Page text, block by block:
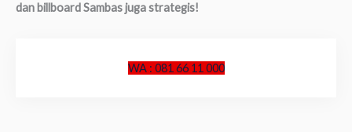
dan billboard Sambas juga strategis!
WA : 081 66 11 000